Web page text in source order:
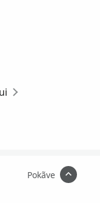
RENDA
Pokãve